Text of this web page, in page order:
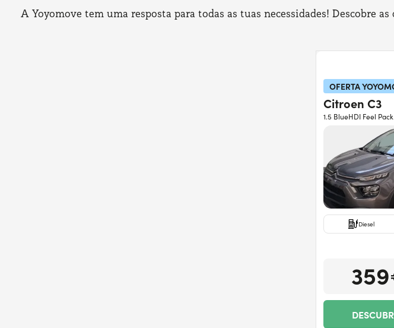
A Yoyomove tem uma resposta para todas as tuas necessidades! Descobre
OFERTA
Citroen C3
1.5 BlueHDI Feel
Diesel